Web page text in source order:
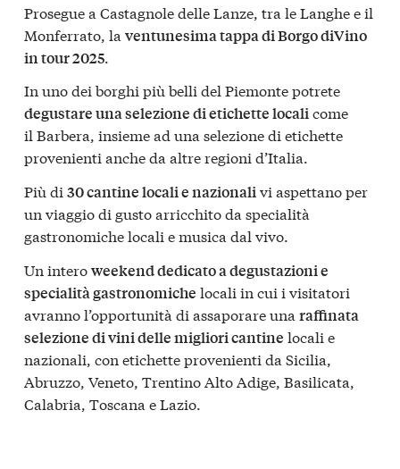
Prosegue a Castagnole delle Lanze, tra le Langhe e il
Monferrato, la ventunesima tappa di Borgo diVino
in tour 2025.
In uno dei borghi più belli del Piemonte potrete
degustare una selezione di etichette localicome
il Barbera, insieme ad una selezione di etichette
provenienti anche da altre regioni d’Italia.
Più di 30 cantine locali e nazionalivi aspettano per
un viaggio di gusto arricchito da specialità
gastronomiche locali e musica dal vivo.
Un interoweekend dedicato a degustazioni e
specialità gastronomiche locali in cui i visitatori
avranno l’opportunità di assaporare una raffinata
selezione di vini delle migliori cantine locali e
nazionali, con etichette provenienti da Sicilia,
Abruzzo, Veneto, Trentino Alto Adige, Basilicata,
Calabria, Toscana e Lazio.